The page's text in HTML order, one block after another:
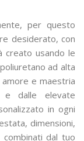
per questo
desiderato, con
creato usando le
ad alta
e maestria
e dalle elevate
in ogni
dimensioni,
dal tuo